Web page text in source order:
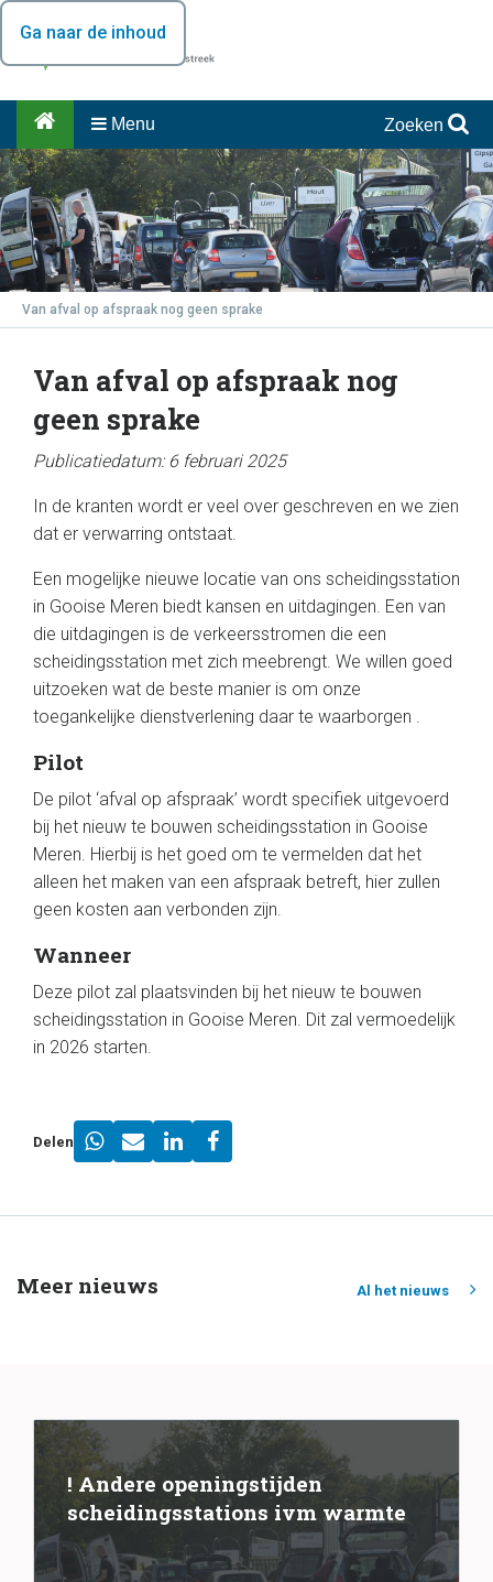
Ga naar de inhoud
Menu Zoeken
Van afval op afspraak nog geen sprake
Van afval op afspraak nog
geen sprake
Publicatiedatum: 6 februari 2025
In de kranten wordt er veel over geschreven en we zien
dat er verwarring ontstaat.
Een mogelijke nieuwe locatie van ons scheidingsstation
in Gooise Meren biedt kansen en uitdagingen. Een van
die uitdagingen is de verkeersstromen die een
scheidingsstation met zich meebrengt. We willen goed
uitzoeken wat de beste manier is om onze
toegankelijke dienstverlening daar te waarborgen .
Pilot
De pilot ‘afval op afspraak’ wordt specifiek uitgevoerd
bij het nieuw te bouwen scheidingsstation in Gooise
Meren. Hierbij is het goed om te vermelden dat het
alleen het maken van een afspraak betreft, hier zullen
geen kosten aan verbonden zijn.
Wanneer
Deze pilot zal plaatsvinden bij het nieuw te bouwen
scheidingsstation in Gooise Meren. Dit zal vermoedelijk
in 2026 starten.
Delen
Meer nieuws Al het nieuws
! Andere openingstijden
scheidingsstations ivm warmte